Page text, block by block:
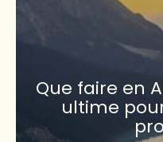
Que faire en
ultime